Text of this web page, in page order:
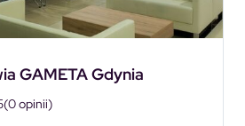
GAMETA Gdynia
(0 opinii)